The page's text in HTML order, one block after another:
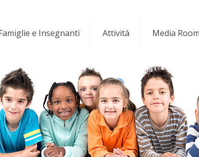
e Insegnanti Attività Media Room